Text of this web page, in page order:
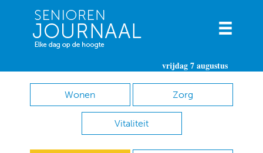
vrijdag 7 augustus
Wonen Zorg
Vitaliteit